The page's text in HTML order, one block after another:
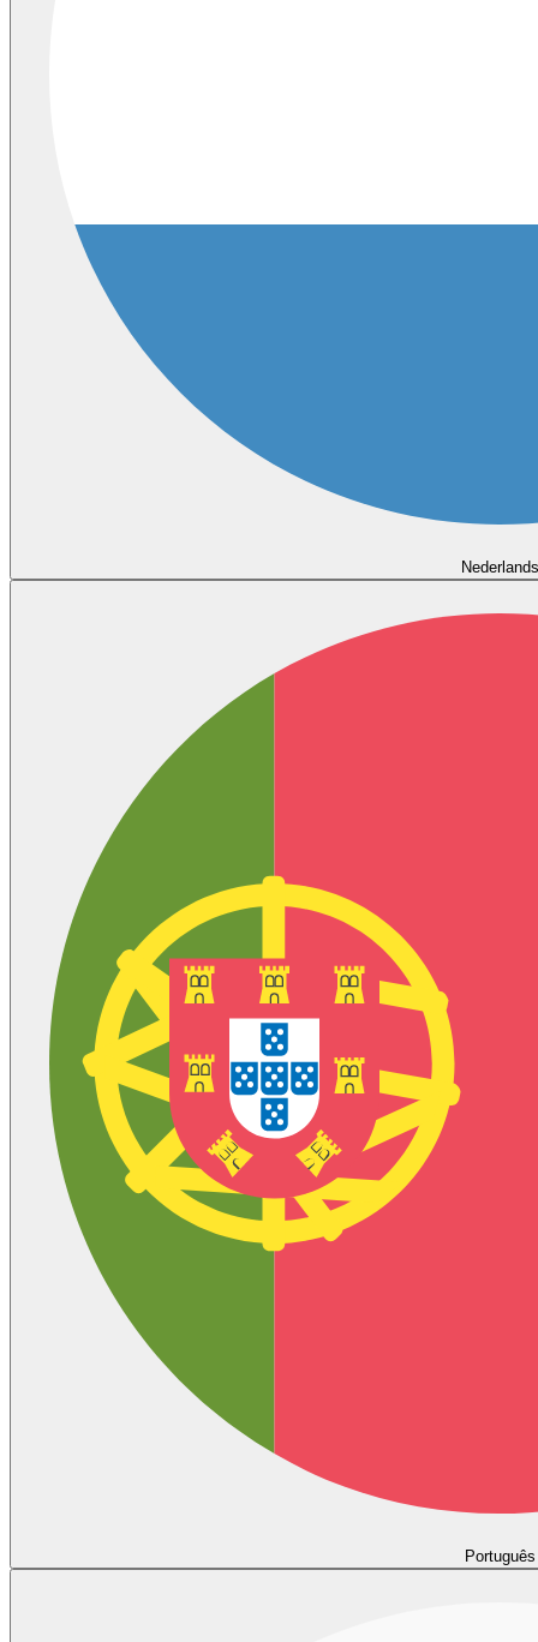
Nederlands
Português